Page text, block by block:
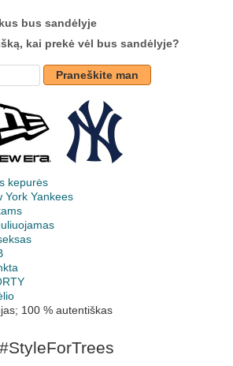
bus sandėlyje
kai prekė vėl bus sandėlyje?
Praneškite man
kepurės
York Yankees
100 % autentiškas
#StyleForTrees